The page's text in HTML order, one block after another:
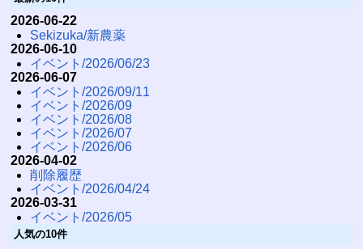
2026-06-22
Sekizuka/新農薬
2026-06-10
イベント/2026/06/23
2026-06-07
イベント/2026/09/11
イベント/2026/09
イベント/2026/08
イベント/2026/07
イベント/2026/06
2026-04-02
削除履歴
イベント/2026/04/24
2026-03-31
イベント/2026/05
人気の10件